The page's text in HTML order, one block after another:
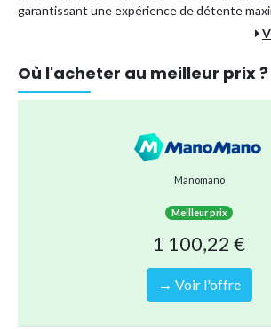
garantissant une expérience de détente
Latablette tactile amoviblefacilite la
type de gonflage électrique
structure FiberTechgarantit
assurant que votre spa reste un lieu de
pour une valorisation
Un sac de rangement
Où l'acheter au meilleur prix ?
Manomano
Meilleur prix
1 100,22 €
→ Voir l'offre